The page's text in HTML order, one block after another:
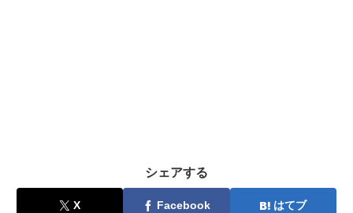
シェアする
X Facebook はてブ